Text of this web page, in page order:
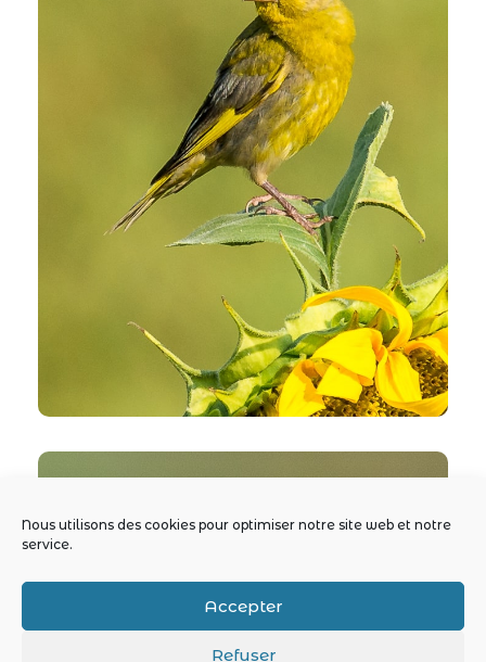
Nous utilisons des cookies pour optimiser notre site web et notre
service.
Accepter
Refuser